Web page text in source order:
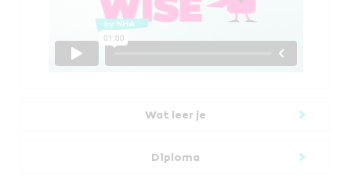
Wat leer je
Diploma